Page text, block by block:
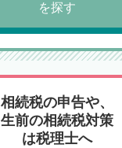
を探す
相続税の申告や、
生前の相続税対策
は税理士へ